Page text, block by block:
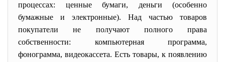
процессах: ценные бумаги, деньги (особенно
бумажные и электронные). Над частью товаров
покупатели не получают полного права
собственности: компьютерная программа,
фонограмма, видеокассета. Есть товары, к появлению